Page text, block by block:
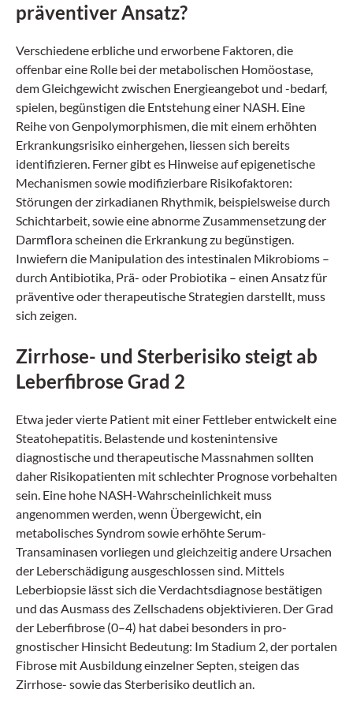
präventiver Ansatz?
Verschiedene erbliche und erworbene Faktoren, die
offenbar eine Rolle bei der metabolischen Homöostase,
dem Gleichgewicht zwischen Energieangebot und -bedarf,
spielen, begünstigen die Entstehung einer NASH. Eine
Reihe von Genpolymorphismen, die mit einem erhöhten
Erkrankungsrisiko einhergehen, liessen sich bereits
identifizieren. Ferner gibt es Hinweise auf epigenetische
Mechanismen sowie modifizierbare Risikofaktoren:
Störungen der zirkadianen Rhythmik, beispielsweise durch
Schichtarbeit, sowie eine abnorme Zusammensetzung der
Darmflora scheinen die Erkrankung zu begünstigen.
Inwiefern die Manipulation des intestinalen Mikrobioms –
durch Antibiotika, Prä- oder Probiotika – einen Ansatz für
präventive oder therapeutische Strategien darstellt, muss
sich zeigen.
Zirrhose- und Sterberisiko steigt ab
Leberfibrose Grad 2
Etwa jeder vierte Patient mit einer Fettleber entwickelt eine
Steatohepatitis. Belastende und kostenintensive
diagnostische und therapeutische Massnahmen sollten
daher Risikopatienten mit schlechter Prognose vorbehalten
sein. Eine hohe NASH-Wahrscheinlichkeit muss
angenommen werden, wenn Übergewicht, ein
metabolisches Syndrom sowie erhöhte Serum-
Transaminasen vorliegen und gleichzeitig andere Ursachen
der Leberschädigung ausgeschlossen sind. Mittels
Leberbiopsie lässt sich die Verdachtsdiagnose bestätigen
und das Ausmass des Zellschadens objektivieren. Der Grad
der Leberfibrose (0–4) hat dabei besonders in pro­
gnostischer Hinsicht Bedeutung: Im Stadium 2, der portalen
Fibrose mit Ausbildung einzelner Septen, steigen das
Zirrhose- sowie das Sterberisiko deutlich an.